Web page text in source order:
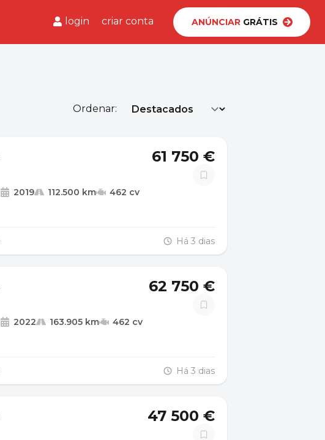
login criar conta ANÚNCIARGRÁTIS
Ordenar:
61 750 €
2019 112.500 km 462 cv
Há 3 dias
62 750 €
2022 163.905 km 462 cv
Há 3 dias
47 500 €